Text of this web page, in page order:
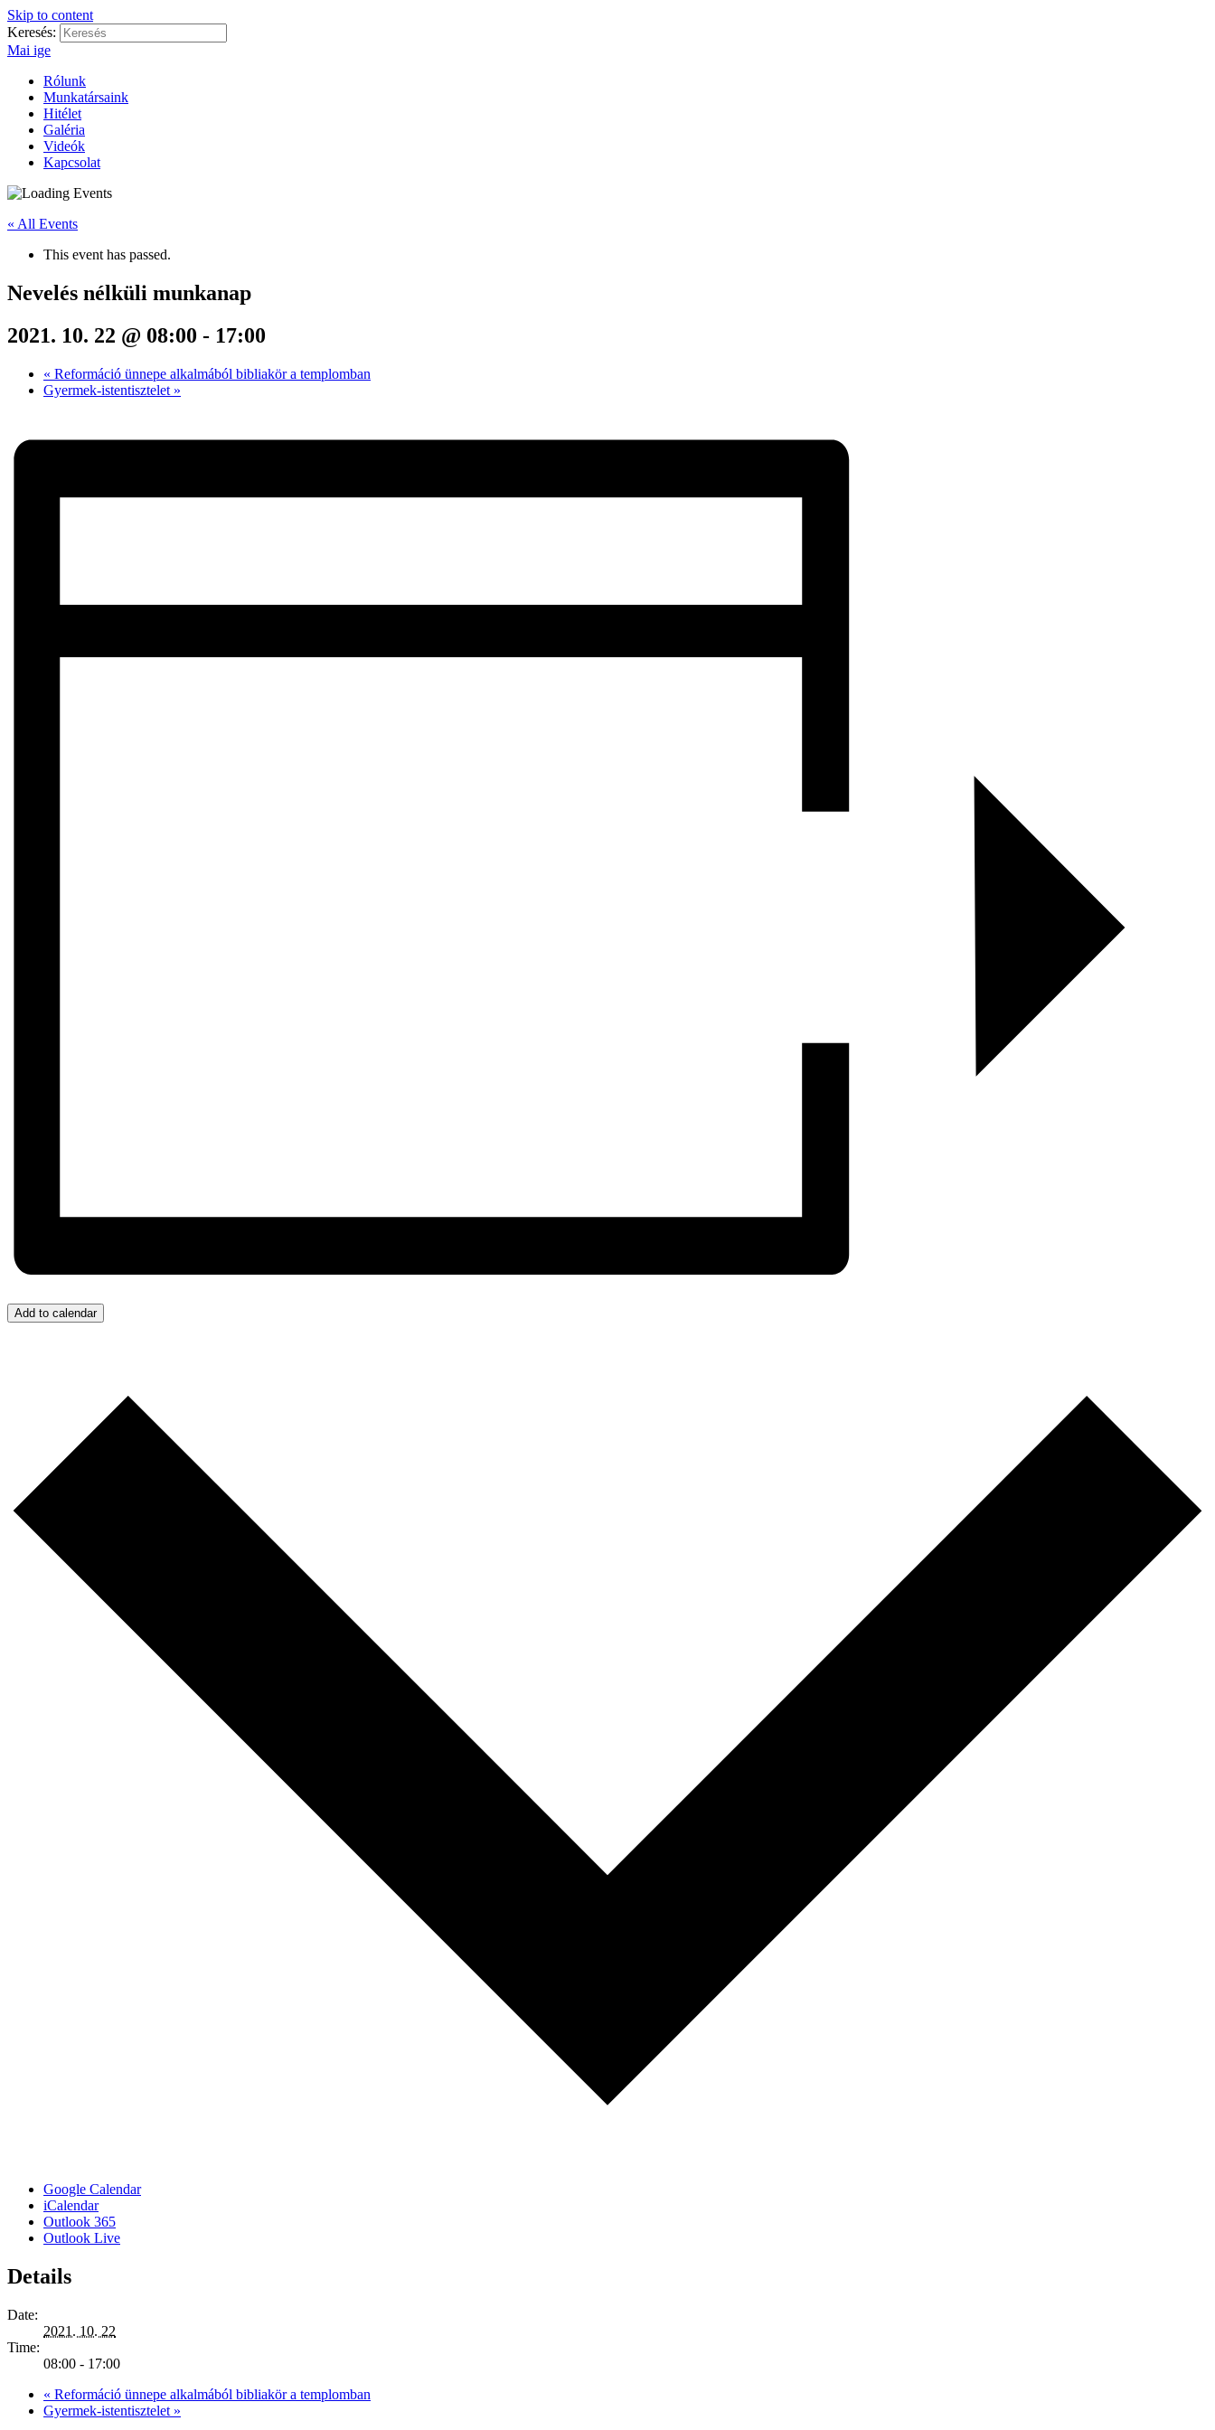
Skip to content
Keresés:
Mai ige
Rólunk
Munkatársaink
Hitélet
Galéria
Videók
Kapcsolat
« All Events
This event has passed.
Nevelés nélküli munkanap
2021. 10. 22 @ 08:00 - 17:00
« Reformáció ünnepe alkalmából bibliakör a templomban
Gyermek-istentisztelet »
Add to calendar
Google Calendar
iCalendar
Outlook 365
Outlook Live
Details
Date:
2021. 10. 22
Time:
08:00 - 17:00
« Reformáció ünnepe alkalmából bibliakör a templomban
Gyermek-istentisztelet »